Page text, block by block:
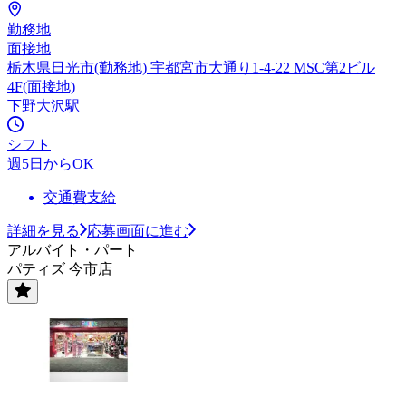
勤務地
面接地
栃木県日光市(勤務地) 宇都宮市大通り1-4-22 MSC第2ビル
4F(面接地)
下野大沢駅
シフト
週5日からOK
交通費支給
詳細を見る
応募画面に進む
アルバイト・パート
パティズ 今市店